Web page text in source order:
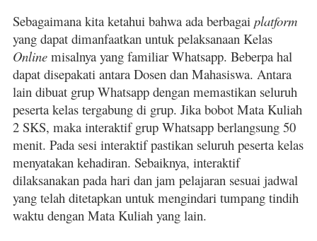
Sebagaimana kita ketahui bahwa ada berbagai platform
yang dapat dimanfaatkan untuk pelaksanaan Kelas
Online misalnya yang familiar Whatsapp. Beberpa hal
dapat disepakati antara Dosen dan Mahasiswa. Antara
lain dibuat grup Whatsapp dengan memastikan seluruh
peserta kelas tergabung di grup. Jika bobot Mata Kuliah
2 SKS, maka interaktif grup Whatsapp berlangsung 50
menit. Pada sesi interaktif pastikan seluruh peserta kelas
menyatakan kehadiran. Sebaiknya, interaktif
dilaksanakan pada hari dan jam pelajaran sesuai jadwal
yang telah ditetapkan untuk mengindari tumpang tindih
waktu dengan Mata Kuliah yang lain.